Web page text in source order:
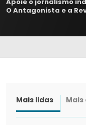
O Antagonista e a
Mais lidas